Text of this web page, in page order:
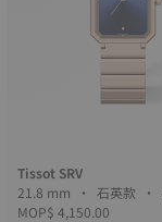
Tissot SRV
MOP$ 4,150.00